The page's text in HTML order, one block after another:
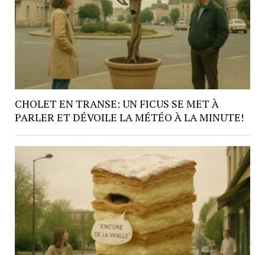
CHOLET EN TRANSE: UN FICUS SE MET À
PARLER ET DÉVOILE LA MÉTÉO À LA MINUTE!